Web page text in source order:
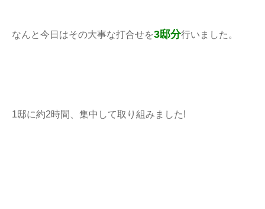
なんと今日はその大事な打合せを3邸分行いました。
1邸に約2時間、集中して取り組みました!